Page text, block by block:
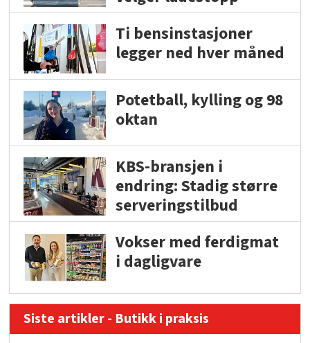
Ti bensinstasjoner
legger ned hver måned
Potetball, kylling og 98
oktan
KBS-bransjen i
endring: Stadig større
serveringstilbud
Vokser med ferdigmat
i dagligvare
Siste artikler - Butikk i praksis